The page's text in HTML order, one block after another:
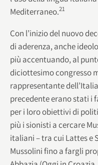
Mediterraneo.21
Con l’inizio del nuovo
di aderenza, anche
più accentuando, al
diciottesimo congresso
rappresentante
precedente erano stati i
per i loro obiettivi di
più i sionisti a cercare
italiani – tra cui Lattes e
Mussolini fino a fargli